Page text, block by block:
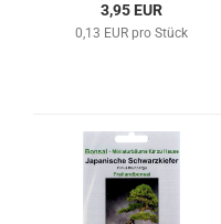
3,95 EUR
0,13 EUR pro Stück